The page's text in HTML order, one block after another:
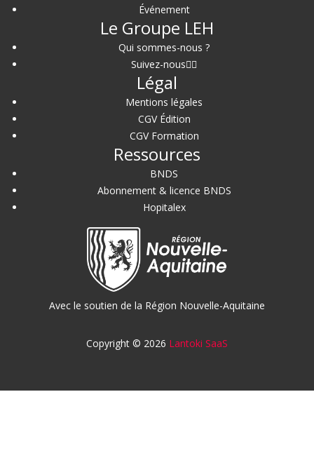
Événement
Le Groupe LEH
Qui sommes-nous ?
Suivez-nous
Légal
Mentions légales
CGV Édition
CGV Formation
Ressources
BNDS
Abonnement & licence BNDS
Hopitalex
Avec le soutien de la Région Nouvelle-Aquitaine
Copyright © 2026 Lantoki SaaS